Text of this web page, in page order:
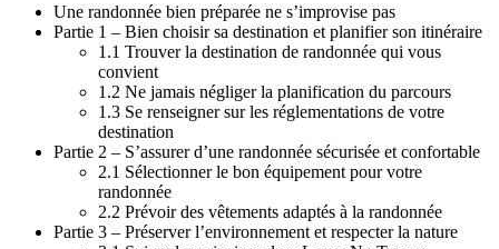
Une randonnée bien préparée ne s’improvise pas
Partie 1 – Bien choisir sa destination et planifier son itinéraire
1.1 Trouver la destination de randonnée qui vous
convient
1.2 Ne jamais négliger la planification du parcours
1.3 Se renseigner sur les réglementations de votre
destination
Partie 2 – S’assurer d’une randonnée sécurisée et confortable
2.1 Sélectionner le bon équipement pour votre
randonnée
2.2 Prévoir des vêtements adaptés à la randonnée
Partie 3 – Préserver l’environnement et respecter la nature